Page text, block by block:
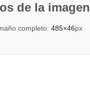
de la imagen
completo:485×46px